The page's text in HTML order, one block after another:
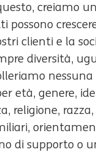
creiamo
possono
clienti e la
diversità,
età, genere,
religione,
di supporto o